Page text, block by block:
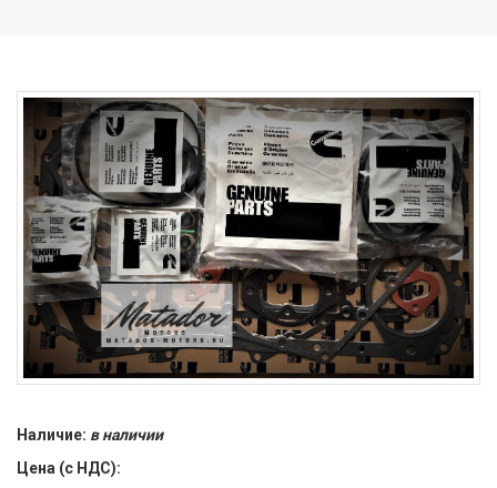
Наличие: в наличии
Цена (с НДС):